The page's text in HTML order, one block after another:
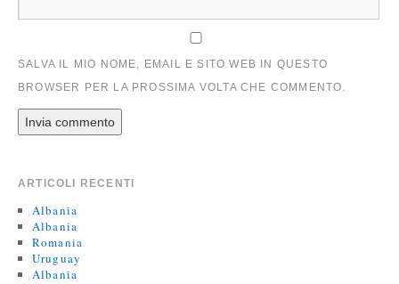
SALVA IL MIO NOME, EMAIL E SITO WEB IN QUESTO
BROWSER PER LA PROSSIMA VOLTA CHE COMMENTO.
ARTICOLI RECENTI
Albania
Albania
Romania
Uruguay
Albania